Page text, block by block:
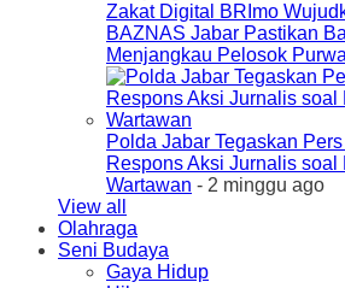
Zakat Digital BRImo
BAZNAS Jabar Pastikan
Menjangkau Pelosok
Polda Jabar Tegaskan
Respons Aksi Jurnalis
Wartawan - 2 minggu ago
View all
Olahraga
Seni Budaya
Gaya Hidup